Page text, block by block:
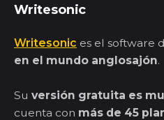
Writesonic
Writesonic es el software
en el mundo anglosajón.
Su versión gratuita es
cuenta con más de 45